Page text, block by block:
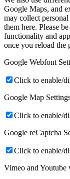
Google Maps, and
may collect
them here. Please
functionality and
once you reload the
Google Webfont
Click to enable/
Google Map
Click to enable/
Google reCaptcha
Click to enable/
Vimeo and Youtube